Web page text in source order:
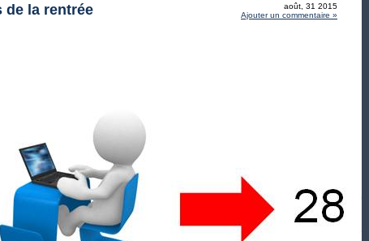
de la rentrée
août, 31 2015
Ajouter un commentaire »